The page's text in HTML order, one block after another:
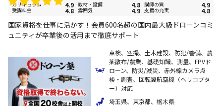
カリキュラム 4.9 教材・設備 4.8 講師の質 4.9
受講料金 4.8 雰囲気 4.9 支援の充実 4.8
国家資格を仕事に活かす！会員600名超の国内最大級ドローンコミ
ュニティが卒業後の活用まで徹底サポート
点検、空撮、土木建設、防犯/警備、農
薬散布/農業、基礎知識、測量、FPVド
ローン、防災/減災、赤外線カメラ点
検・調査、回転翼航空機（ヘリコプタ
ー）対応
埼玉県、東京都、栃木県